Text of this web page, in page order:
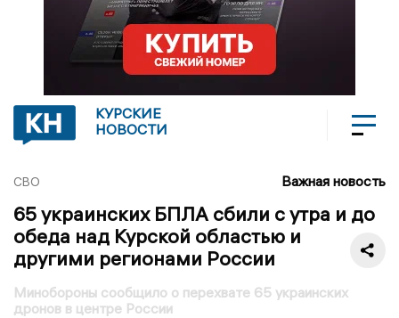
КУРСКИЕ
НОВОСТИ
СВО Важная новость
65 украинских БПЛА сбили с утра и до
обеда над Курской областью и
другими регионами России
Минобороны сообщило о перехвате 65 украинских
дронов в центре России